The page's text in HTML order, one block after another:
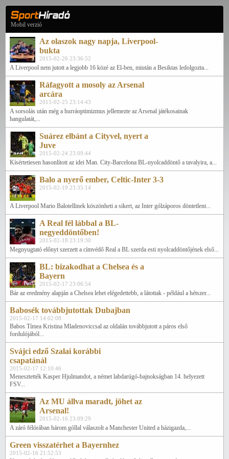
Mobil verzió
Az olaszok nagy napja, Liverpool-
bukta
2015-02-26 23:36:52
A Liverpool nem jutott a legjobb 16 közé az El-ben, miután a Besiktas ledolgozta...
Ráfagyott a mosoly az Arsenal
arcára
2015-02-25 23:14:43
A sorsolás után még a hurráoptimizmus jellemezte az Arsenal játékosainak
hangulatát,...
Suárez elbánt a Cityvel, nyert a
Juve
2015-02-24 23:09:44
Kísértetiesen hasonlított az idei Man. City-Barcelona BL-nyolcaddöntő a tavalyira, a...
Balo a nyerő ember, Celtic-Inter 3-3
2015-02-19 23:35:14
A Liverpool Mario Balotellinek köszönheti a sikert, az Inter gólzáporos döntetlent...
A Real fél lábbal a BL-
negyeddöntőben!
2015-02-18 23:19:30
Megnyugtató előnyt szerzett a címvédő Real a BL szerda esti nyolcaddöntőjének első...
BL: bizakodhat a Chelsea és a
Bayern
2015-02-17 23:06:54
Bár az eredmény alapján a Chelsea lehet elégedettebb, a látottak - például a hétszer...
Babosék továbbjutottak Dubajban
2015-02-17 14:02:08
Babos Tímea Kristina Mladenoviccsal az oldalán továbbjutott a páros első
fordulójából...
Svájci edző Szalai korábbi
csapatánál
2015-02-17 12:10:46
Menesztették Kasper Hjulmandot, a német labdarúgó-bajnokságban 14. helyezett
FSV...
Az MU állva maradt, jöhet az
Arsenal!
2015-02-16 23:09:29
A záró félórában három góllal válaszolt a Manchester United a házigazda,...
Green visszatérhet a Bayernhez
2015-02-16 21:52:53